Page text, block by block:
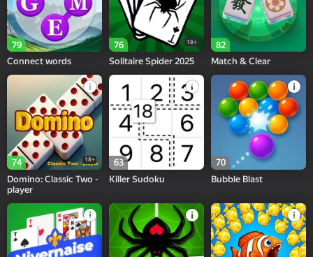
79
Connect words
76 18+
Solitaire Spider 2025
82
Match & Clear
74 18+
Domino: Classic Two -
player
63
Killer Sudoku
70
Bubble Blast